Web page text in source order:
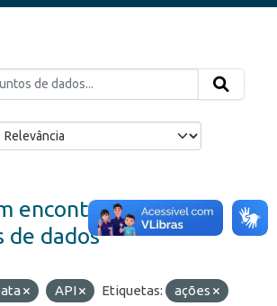
encontrados
de dados
API Etiquetas:
ações